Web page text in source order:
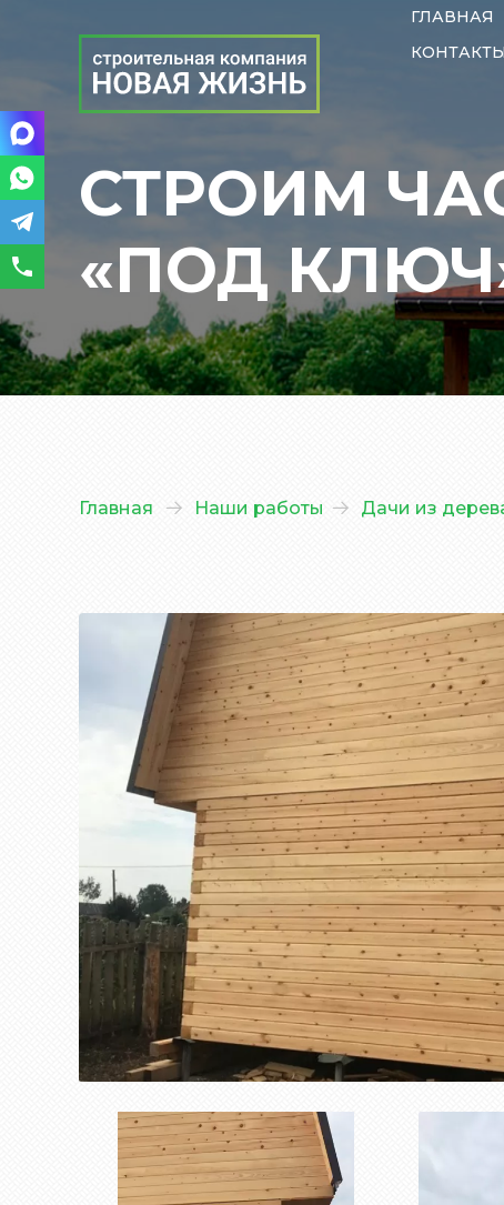
ГЛАВНАЯ
КОНТАКТЫ
СТРОИМ
«ПОД
Главная Наши работы Дачи из